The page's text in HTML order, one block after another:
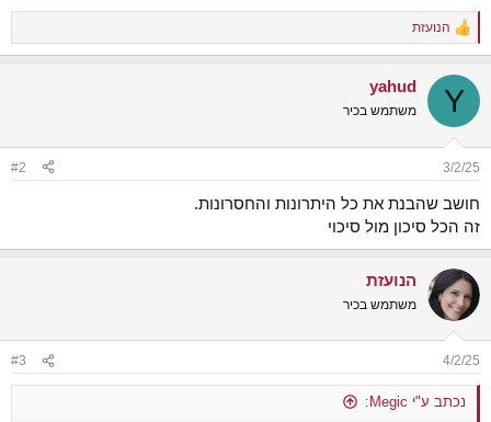
R
e
c
i
s
הנועזת
Y
yahud
משתמש בכיר
3/2/25
#2
חושב שהבנת את כל היתרונות והחסרונות.
זה הכל סיכון מול סיכוי
הנועזת
משתמש בכיר
4/2/25
#3
נכתב ע"י Megic: